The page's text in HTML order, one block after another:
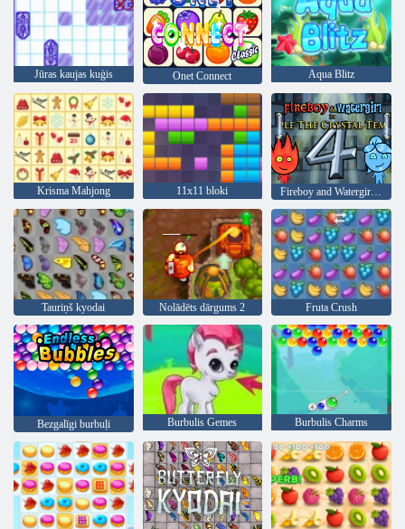
Jūras kaujas kuģis Onet Connect Aqua Blitz
Krisma Mahjong 11x11 bloki Fireboy and Watergirl 4: Kristāla templis
Tauriņš kyodai Nolādēts dārgums 2 Fruta Crush
Bezgalīgi burbuļi Burbulis Gemes Burbulis Charms